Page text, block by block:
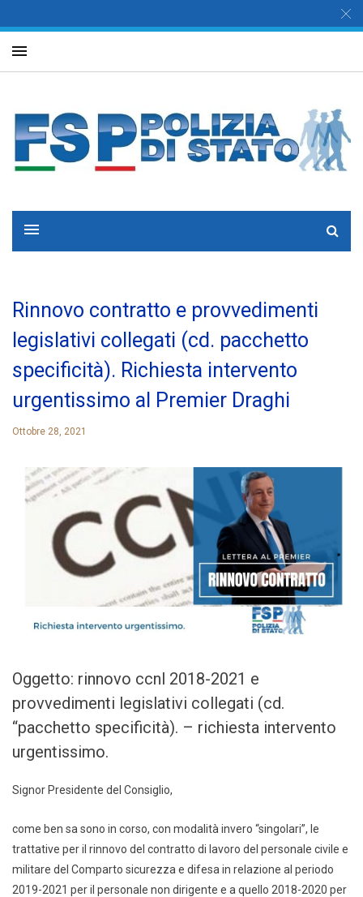
Rinnovo contratto e provvedimenti
legislativi collegati (cd. pacchetto
specificità). Richiesta intervento
urgentissimo al Premier Draghi
Ottobre 28, 2021
Oggetto: rinnovo ccnl 2018-2021 e
provvedimenti legislativi collegati (cd.
“pacchetto specificità). – richiesta intervento
urgentissimo.
Signor Presidente del Consiglio,
come ben sa sono in corso, con modalità invero “singolari”, le
trattative per il rinnovo del contratto di lavoro del personale civile e
militare del Comparto sicurezza e difesa in relazione al periodo
2019-2021 per il personale non dirigente e a quello 2018-2020 per